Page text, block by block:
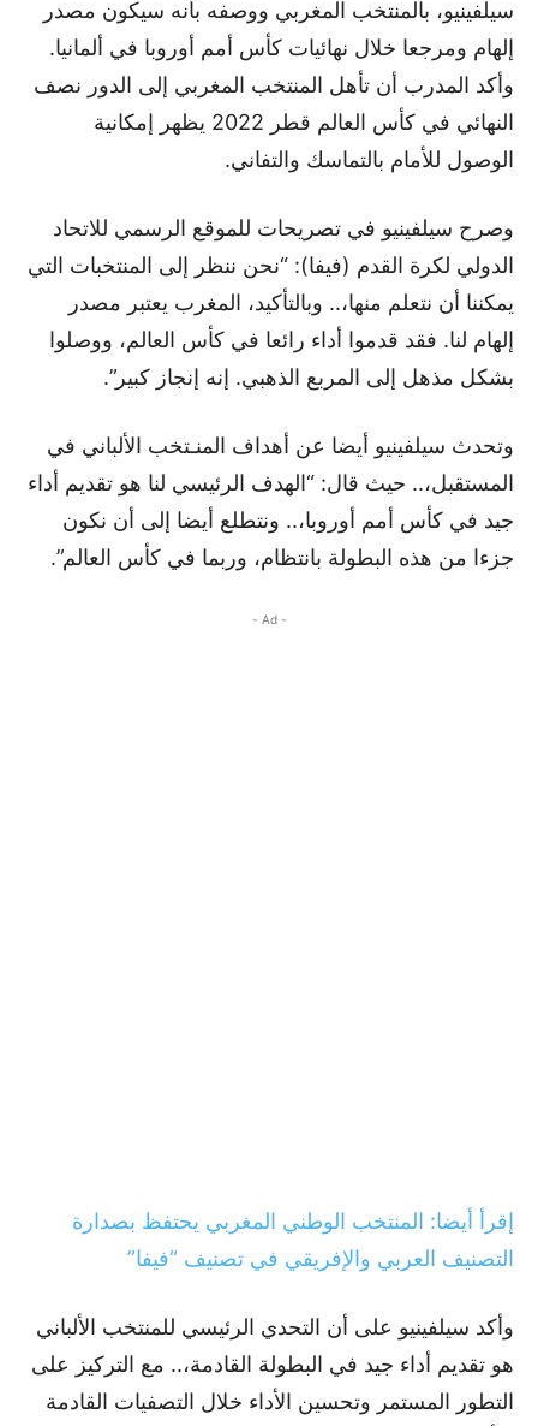
سيلفينيو، بالمنتخب المغربي ووصفه بأنه سيكون مصدر
إلهام ومرجعا خلال نهائيات كأس أمم أوروبا في ألمانيا.
وأكد المدرب أن تأهل المنتخب المغربي إلى الدور نصف
النهائي في كأس العالم قطر 2022 يظهر إمكانية
الوصول للأمام بالتماسك والتفاني.
وصرح سيلفينيو في تصريحات للموقع الرسمي للاتحاد
الدولي لكرة القدم (فيفا): “نحن ننظر إلى المنتخبات التي
يمكننا أن نتعلم منها،.. وبالتأكيد، المغرب يعتبر مصدر
إلهام لنا. فقد قدموا أداء رائعا في كأس العالم، ووصلوا
بشكل مذهل إلى المربع الذهبي. إنه إنجاز كبير”.
وتحدث سيلفينيو أيضا عن أهداف المنـتخب الألباني في
المستقبل،.. حيث قال: “الهدف الرئيسي لنا هو تقديم أداء
جيد في كأس أمم أوروبا،.. ونتطلع أيضا إلى أن نكون
جزءا من هذه البطولة بانتظام، وربما في كأس العالم”.
- Ad -
إقرأ أيضا: المنتخب الوطني المغربي يحتفظ بصدارة
التصنيف العربي والإفريقي في تصنيف “فيفا”
وأكد سيلفينيو على أن التحدي الرئيسي للمنتخب الألباني
هو تقديم أداء جيد في البطولة القادمة،.. مع التركيز على
التطور المستمر وتحسين الأداء خلال التصفيات القادمة